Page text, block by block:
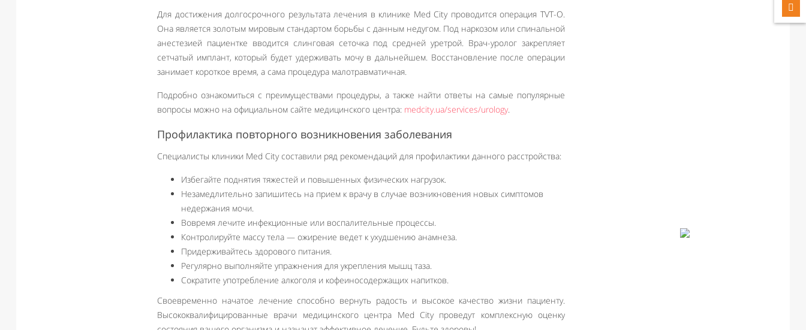
Для достижения долгосрочного результата лечения в клинике Med City проводится операция TVT-O.
Она является золотым мировым стандартом борьбы с данным недугом. Под наркозом или спинальной
анестезией пациентке вводится слинговая сеточка под средней уретрой. Врач-уролог закрепляет
сетчатый имплант, который будет удерживать мочу в дальнейшем. Восстановление после операции
занимает короткое время, а сама процедура малотравматичная.
Подробно ознакомиться с преимуществами процедуры, а также найти ответы на самые популярные
вопросы можно на официальном сайте медицинского центра: medcity.ua/services/urology.
Профилактика повторного возникновения заболевания
Специалисты клиники Med City составили ряд рекомендаций для профилактики данного расстройства:
Избегайте поднятия тяжестей и повышенных физических нагрузок.
Незамедлительно запишитесь на прием к врачу в случае возникновения новых симптомов
недержания мочи.
Вовремя лечите инфекционные или воспалительные процессы.
Контролируйте массу тела — ожирение ведет к ухудшению анамнеза.
Придерживайтесь здорового питания.
Регулярно выполняйте упражнения для укрепления мышц таза.
Сократите употребление алкоголя и кофеиносодержащих напитков.
Своевременно начатое лечение способно вернуть радость и высокое качество жизни пациенту.
Высококвалифицированные врачи медицинского центра Med City проведут комплексную оценку